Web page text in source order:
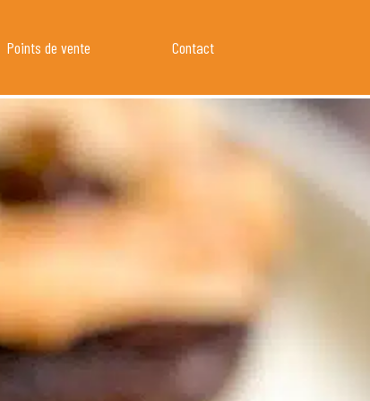
Points de vente Contact